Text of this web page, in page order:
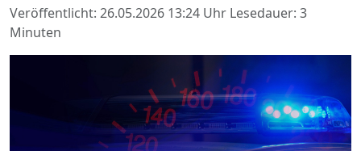
Veröffentlicht: 26.05.2026 13:24 Uhr Lesedauer: 3
Minuten